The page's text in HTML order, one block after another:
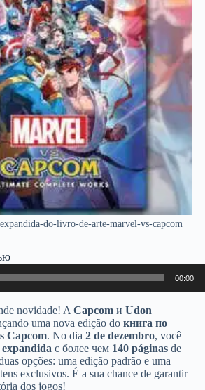
do-livro-de-arte-marvel-vs-capcom
00:00
novidade! A Capcom и Udon
uma nova edição do книга по
Capcom. No dia 2 de dezembro, você
expandida с более чем 140 páginas de
opções: uma edição padrão e uma
exclusivos. É a sua chance de garantir
dos jogos!